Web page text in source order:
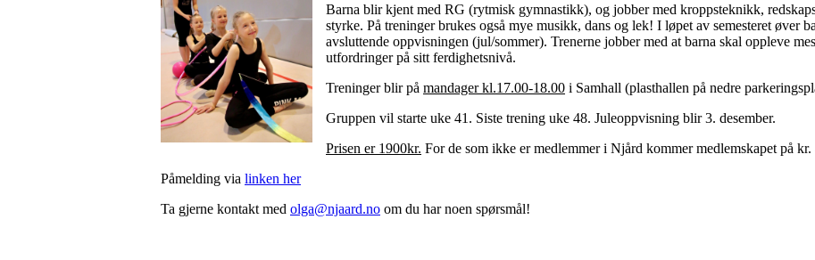
Barna blir kjent med RG (rytmisk gymnastikk), og jobber med kroppsteknikk,
styrke. På treninger brukes også mye musikk, dans og lek! I løpet av semesteret øver
avsluttende oppvisningen (jul/sommer). Trenerne jobber med at barna skal oppleve
utfordringer på sitt ferdighetsnivå.
Treninger blir på mandager kl.17.00-18.00 i Samhall (plasthallen på nedre
Gruppen vil starte uke 41. Siste trening uke 48. Juleoppvisning blir 3. desember.
Prisen er 1900kr. For de som ikke er medlemmer i Njård kommer medlemskapet på
Påmelding via linken her
Ta gjerne kontakt med olga@njaard.no om du har noen spørsmål!